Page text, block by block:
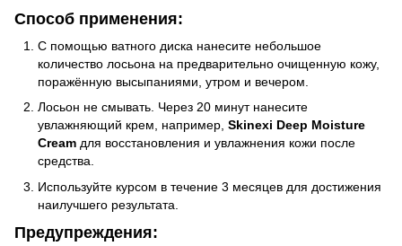
Способ применения:
С помощью ватного диска нанесите небольшое
количество лосьона на предварительно очищенную кожу,
поражённую высыпаниями, утром и вечером.
Лосьон не смывать. Через 20 минут нанесите
увлажняющий крем, например, Skinexi Deep Moisture
Cream для восстановления и увлажнения кожи после
средства.
Используйте курсом в течение 3 месяцев для достижения
наилучшего результата.
Предупреждения: